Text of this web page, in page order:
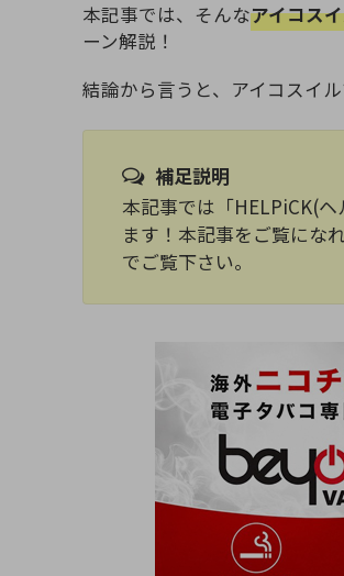
本記事では、そんなアイコス
ーン解説！
結論から言うと、アイコスイ
補足説明
本記事では「HELPiCK(
ます！本記事をご覧にな
でご覧下さい。